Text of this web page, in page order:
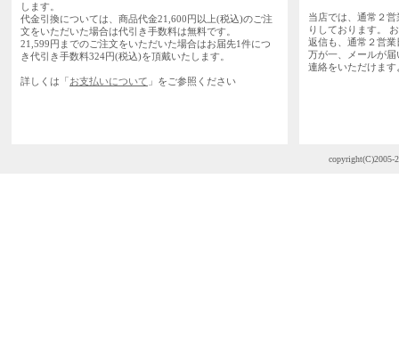
します。
代金引換については、商品代金21,600円以上(税込)のご注
文をいただいた場合は代引き手数料は無料です。
21,599円までのご注文をいただいた場合はお届先1件につ
き代引き手数料324円(税込)を頂戴いたします。
詳しくは「お支払いについて 」をご参照ください
当店では、通常２
りしております。
返信も、通常２営
万が一、メールが
連絡をいただけま
copyright(C)2005-